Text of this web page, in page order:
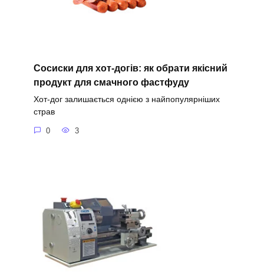
Сосиски для хот-догів: як обрати якісний
продукт для смачного фастфуду
Хот-дог залишається однією з найпопулярніших
страв
0 3